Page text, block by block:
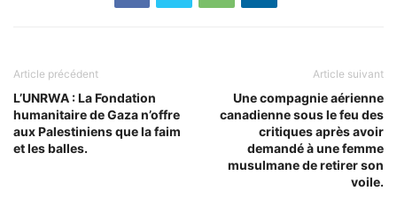
Article précédent
L’UNRWA : La Fondation
humanitaire de Gaza n’offre
aux Palestiniens que la faim
et les balles.
Article suivant
Une compagnie aérienne
canadienne sous le feu des
critiques après avoir
demandé à une femme
musulmane de retirer son
voile.